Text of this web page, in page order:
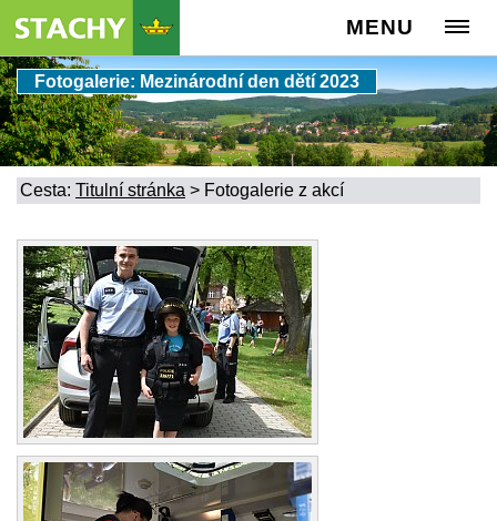
MENU
Fotogalerie: Mezinárodní den dětí 2023
Cesta: Titulní stránka > Fotogalerie z akcí